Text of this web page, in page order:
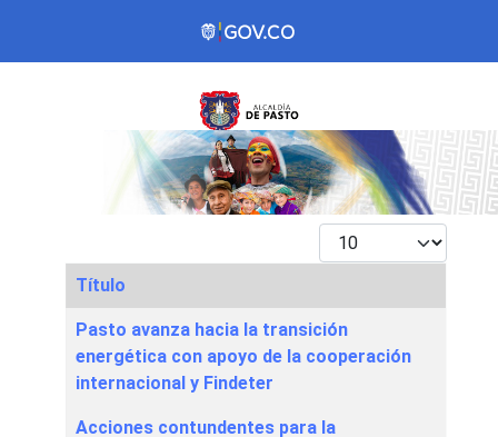
Mostrar #
Articles
Título
Pasto avanza hacia la transición
energética con apoyo de la cooperación
internacional y Findeter
Acciones contundentes para la